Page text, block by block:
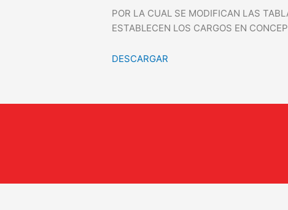
POR LA CUAL SE MODIFICAN LAS
ESTABLECEN LOS CARGOS EN
DESCARGAR